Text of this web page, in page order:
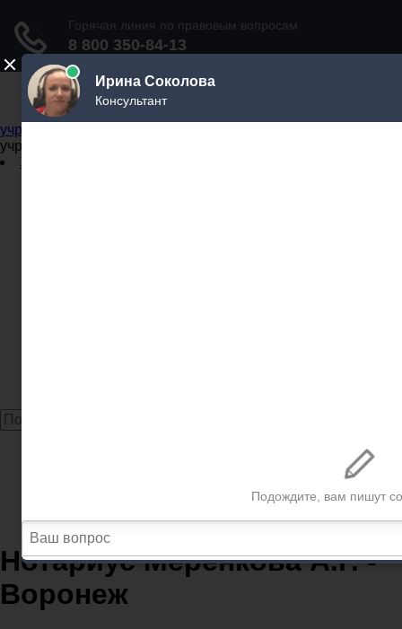
Не официальный справочник государственных
учреждений
учреждений
Задать вопрос юристу
Нотариус Меренкова А.Г. - Воронеж
Нотариус Меренкова А.Г. -
Воронеж